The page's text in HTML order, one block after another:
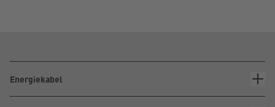
Energiekabel